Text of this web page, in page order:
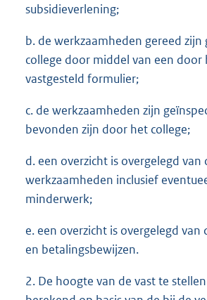
subsidieverlening;
b. de werkzaamheden gereed
college door middel van een door
vastgesteld formulier;
c. de werkzaamheden zijn
bevonden zijn door het college;
d. een overzicht is overgelegd van
werkzaamheden inclusief
minderwerk;
e. een overzicht is overgelegd van
en betalingsbewijzen.
2. De hoogte van de vast te